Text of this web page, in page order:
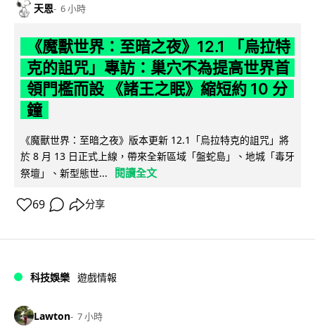
天恩 6 小時
《魔獸世界：至暗之夜》12.1 「烏拉特
克的詛咒」專訪：巢穴不為提高世界首
領門檻而設 《諸王之眠》縮短約 10 分
鐘
《魔獸世界：至暗之夜》版本更新 12.1「烏拉特克的詛咒」將
於 8 月 13 日正式上線，帶來全新區域「盤蛇島」、地城「毒牙
祭壇」、新型態世...
閱讀全文
69 分享
科技娛樂 遊戲情報
Lawton 7 小時